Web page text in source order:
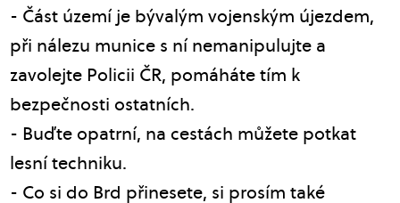
- Část území je bývalým vojenským újezdem,
při nálezu munice s ní nemanipulujte a
zavolejte Policii ČR, pomáháte tím k
bezpečnosti ostatních.
- Buďte opatrní, na cestách můžete potkat
lesní techniku.
- Co si do Brd přinesete, si prosím také